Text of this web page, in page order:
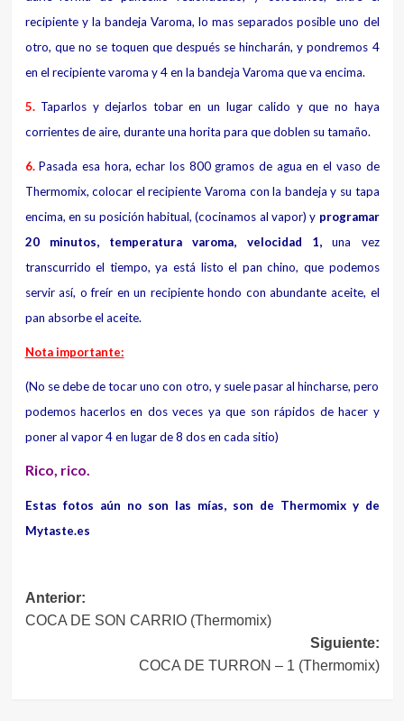
recipiente y la bandeja Varoma, lo mas separados posible uno del
otro, que no se toquen que después se hincharán, y pondremos 4
en el recipiente varoma y 4 en la bandeja Varoma que va encima.
5.Taparlos y dejarlos tobar en un lugar calido y que no haya
corrientes de aire, durante una horita para que doblen su tamaño.
6.Pasada esa hora, echar los 800 gramos de agua en el vaso de
Thermomix, colocar el recipiente Varoma con la bandeja y su tapa
encima, en su posición habitual, (cocinamos al vapor) y programar
20 minutos, temperatura varoma, velocidad 1,una vez
transcurrido el tiempo, ya está listo el pan chino, que podemos
servir así, o freír en un recipiente hondo con abundante aceite, el
pan absorbe el aceite.
Nota importante:
(No se debe de tocar uno con otro, y suele pasar al hincharse, pero
podemos hacerlos en dos veces ya que son rápidos de hacer y
poner al vapor 4 en lugar de 8 dos en cada sitio)
Rico, rico.
Estas fotos aún no son las mías, son de Thermomix y de
Mytaste.es
Navegación
de
Anterior:
COCA DE SON CARRIO (Thermomix)
Siguiente:
COCA DE TURRON – 1 (Thermomix)